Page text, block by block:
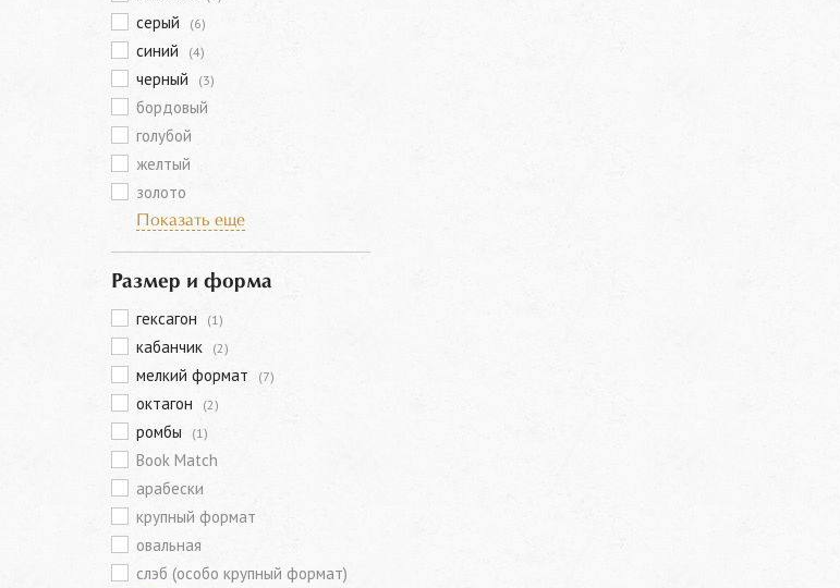
серый (6)
синий (4)
черный (3)
бордовый
голубой
желтый
золото
Показать еще
Размер и форма
гексагон (1)
кабанчик (2)
мелкий формат (7)
октагон (2)
ромбы (1)
Book Match
арабески
крупный формат
овальная
слэб (особо крупный формат)